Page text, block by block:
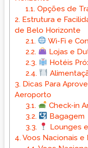
1.1. Opções de
2.Estrutura e
de Belo Horizonte
2.1.
Wi-Fi e
2.2.
Lojas e
2.3.
Hotéis
2.4.
3.Dicas Para
Aeroporto
3.1.
Check-in
3.2.
Bagagem
3.3.
Lounges
4.Voos Nacionais e